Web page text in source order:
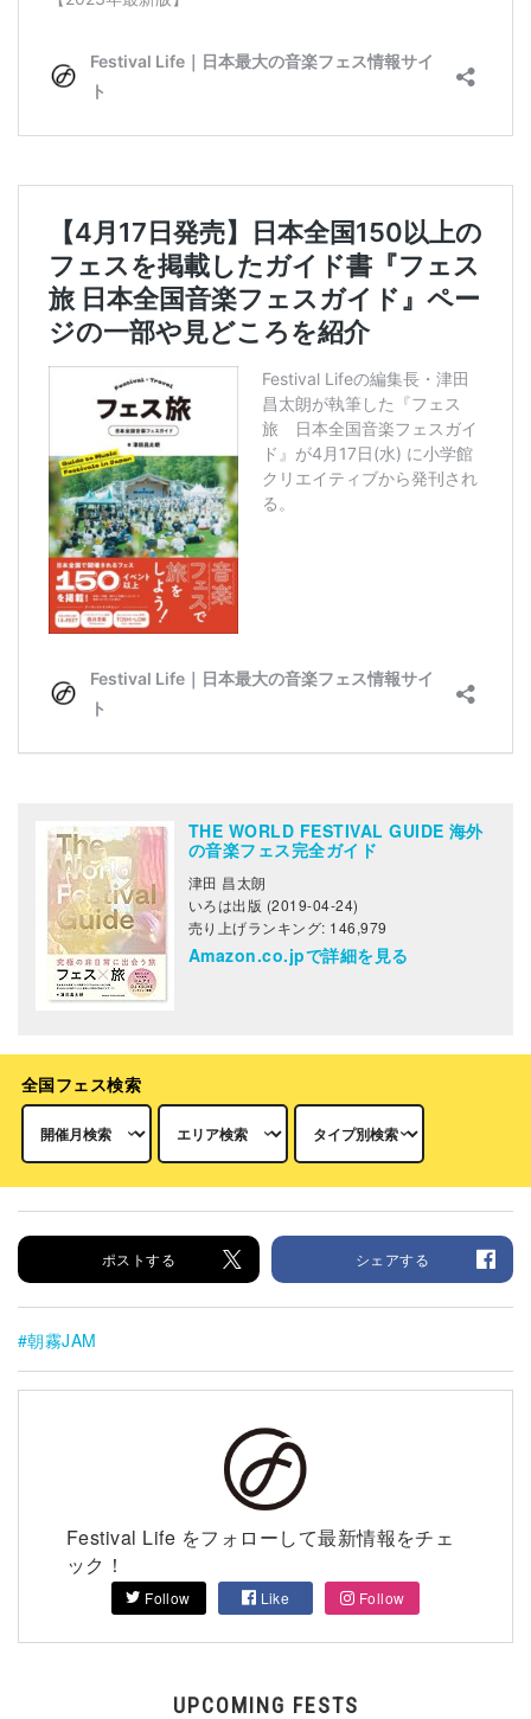
THE WORLD FESTIVAL GUIDE 海外
の音楽フェス完全ガイド
津田 昌太朗
いろは出版 (2019-04-24)
売り上げランキング: 146,979
Amazon.co.jpで詳細を見る
全国フェス検索
ポストする シェアする
朝霧JAM
Festival Life をフォローして最新情報をチェ
ック！
Follow Like Follow
UPCOMING FESTS